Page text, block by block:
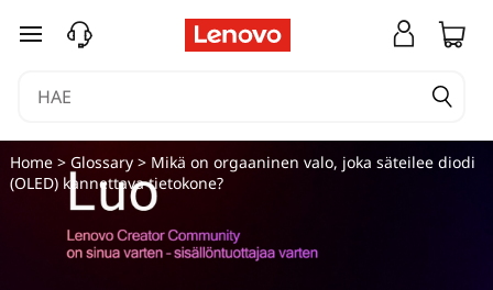
siirry pääsisältöön
Home> Glossary> Mikä on orgaaninen valo, joka säteilee diodi
(OLED) kannettava tietokone?